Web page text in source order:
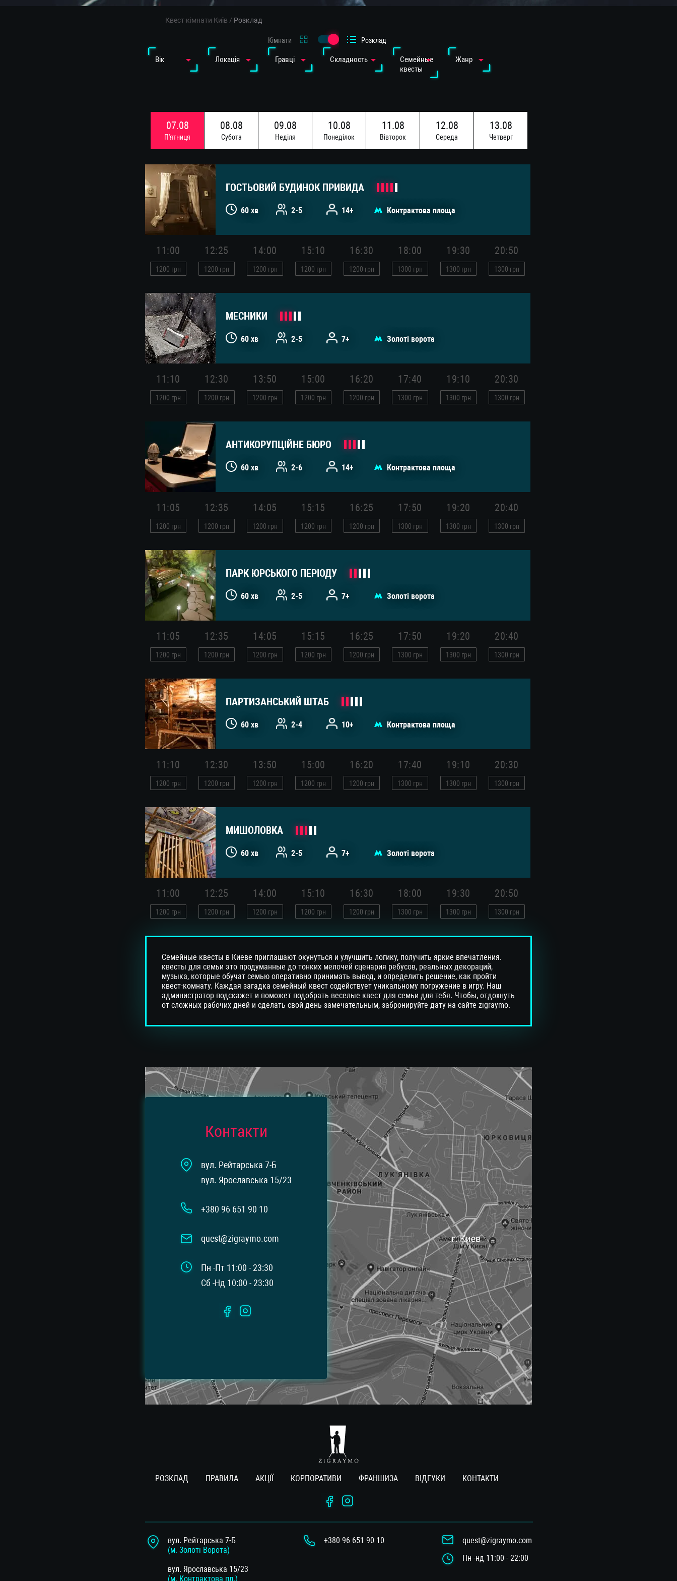
Квест кімнати Київ / Розклад
Вiк Локація Гравці Cкладность
Семейные
квесты
Жанр
Кімнати Розклад
07.08
П'ятниця
08.08
Субота
09.08
Недiля
10.08
Понедiлок
11.08
Вiвторок
12.08
Середа
13.08
Четверг
14.08
П'ятниця
15.08 16.08
ГОСТЬОВИЙ БУДИНОК ПРИВИДА
60 хв 2-5 14+ Контрактова площа
11:00
1200 грн
12:25
1200 грн
14:00
1200 грн
15:10
1200 грн
16:30
1200 грн
18:00
1300 грн
19:30
1300 грн
20:50
1300 грн
МЕСНИКИ
60 хв 2-5 7+ Золоті ворота
11:10
1200 грн
12:30
1200 грн
13:50
1200 грн
15:00
1200 грн
16:20
1200 грн
17:40
1300 грн
19:10
1300 грн
20:30
1300 грн
АНТИКОРУПЦІЙНЕ БЮРО
60 хв 2-6 14+ Контрактова площа
11:05
1200 грн
12:35
1200 грн
14:05
1200 грн
15:15
1200 грн
16:25
1200 грн
17:50
1300 грн
19:20
1300 грн
20:40
1300 грн
ПАРК ЮРСЬКОГО ПЕРІОДУ
60 хв 2-5 7+ Золоті ворота
11:05
1200 грн
12:35
1200 грн
14:05
1200 грн
15:15
1200 грн
16:25
1200 грн
17:50
1300 грн
19:20
1300 грн
20:40
1300 грн
ПАРТИЗАНСЬКИЙ ШТАБ
60 хв 2-4 10+ Контрактова площа
11:10
1200 грн
12:30
1200 грн
13:50
1200 грн
15:00
1200 грн
16:20
1200 грн
17:40
1300 грн
19:10
1300 грн
20:30
1300 грн
МИШОЛОВКА
60 хв 2-5 7+ Золоті ворота
11:00
1200 грн
12:25
1200 грн
14:00
1200 грн
15:10
1200 грн
16:30
1200 грн
18:00
1300 грн
19:30
1300 грн
20:50
1300 грн
Семейные квесты в Киеве приглашают окунуться и улучшить логику, получить яркие впечатления.
квесты для семьи это продуманные до тонких мелочей сценария ребусов, реальных декораций,
музыка, которые обучат семью оперативно принимать вывод, и определить решение, как пройти
квест-комнату. Каждая загадка семейный квест содействует уникальному погружение в игру. Наш
администратор подскажет и поможет подобрать веселые квест для семьи для тебя. Чтобы, отдохнуть
от сложных рабочих дней и сделать свой день замечательным, забронируйте дату на сайте zigraymo.
Контакти
вул. Рейтарська 7-Б
вул. Ярославська 15/23
+380 96 651 90 10
quest@zigraymo.com
Пн -Пт 11:00 - 23:30
Сб -Нд 10:00 - 23:30
РОЗКЛАД ПРАВИЛА АКЦІЇ КОРПОРАТИВИ ФРАНШИЗА ВIДГУКИ КОНТАКТИ
вул. Рейтарська 7-Б
(м. Золоті Ворота)
вул. Ярославська 15/23
(м. Контрактова пл.)
+380 96 651 90 10
Пн -нд 11:00 - 22:00
quest@zigraymo.com